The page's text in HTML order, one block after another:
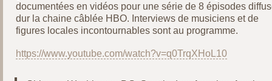
documentées en vidéos pour une série de 8 épisodes
dur la chaine câblée HBO. Interviews de musiciens et de
figures locales incontournables sont au programme.
https://www.youtube.com/watch?v=q0TrqXHoL10